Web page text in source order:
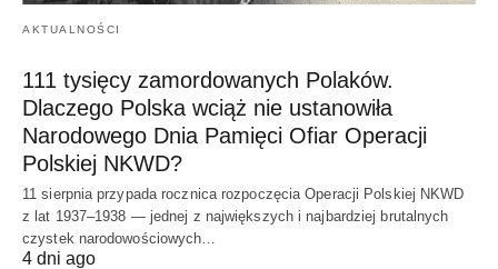
AKTUALNOŚCI
111 tysięcy zamordowanych Polaków.
Dlaczego Polska wciąż nie ustanowiła
Narodowego Dnia Pamięci Ofiar Operacji
Polskiej NKWD?
11 sierpnia przypada rocznica rozpoczęcia Operacji Polskiej NKWD
z lat 1937–1938 — jednej z największych i najbardziej brutalnych
czystek narodowościowych…
4 dni ago